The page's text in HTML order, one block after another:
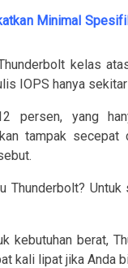
Minimal
kelas
IOPS hanya
persen, yang
tampak
Thunderbolt?
kebutuhan berat,
kali lipat jika Anda